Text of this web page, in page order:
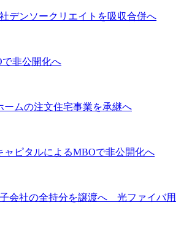
デンソークリエイトを吸収合併へ
非公開化へ
ームの注文住宅事業を承継へ
ャピタルによるMBOで非公開化へ
会社の全持分を譲渡へ 光ファイバ用